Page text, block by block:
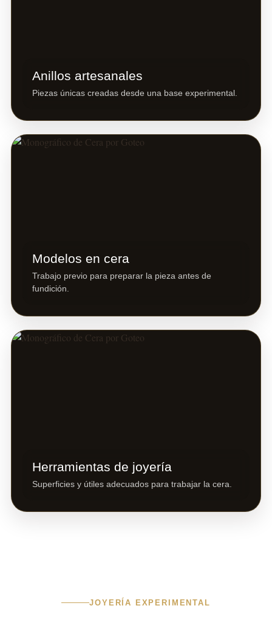
Anillos artesanales
Piezas únicas creadas desde una base experimental.
Modelos en cera
Trabajo previo para preparar la pieza antes de
fundición.
Herramientas de joyería
Superficies y útiles adecuados para trabajar la cera.
JOYERÍA EXPERIMENTAL